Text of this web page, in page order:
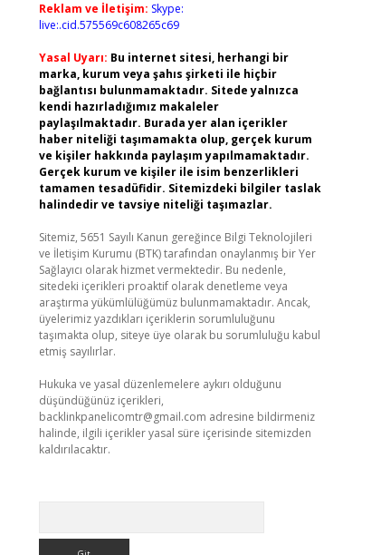
Reklam ve İletişim: Skype:
live:.cid.575569c608265c69
Yasal Uyarı: Bu internet sitesi, herhangi bir
marka, kurum veya şahıs şirketi ile hiçbir
bağlantısı bulunmamaktadır. Sitede yalnızca
kendi hazırladığımız makaleler
paylaşılmaktadır. Burada yer alan içerikler
haber niteliği taşımamakta olup, gerçek kurum
ve kişiler hakkında paylaşım yapılmamaktadır.
Gerçek kurum ve kişiler ile isim benzerlikleri
tamamen tesadüfidir. Sitemizdeki bilgiler taslak
halindedir ve tavsiye niteliği taşımazlar.
Sitemiz, 5651 Sayılı Kanun gereğince Bilgi Teknolojileri
ve İletişim Kurumu (BTK) tarafından onaylanmış bir Yer
Sağlayıcı olarak hizmet vermektedir. Bu nedenle,
sitedeki içerikleri proaktif olarak denetleme veya
araştırma yükümlülüğümüz bulunmamaktadır. Ancak,
üyelerimiz yazdıkları içeriklerin sorumluluğunu
taşımakta olup, siteye üye olarak bu sorumluluğu kabul
etmiş sayılırlar.
Hukuka ve yasal düzenlemelere aykırı olduğunu
düşündüğünüz içerikleri,
backlinkpanelicomtr@gmail.com adresine bildirmeniz
halinde, ilgili içerikler yasal süre içerisinde sitemizden
kaldırılacaktır.